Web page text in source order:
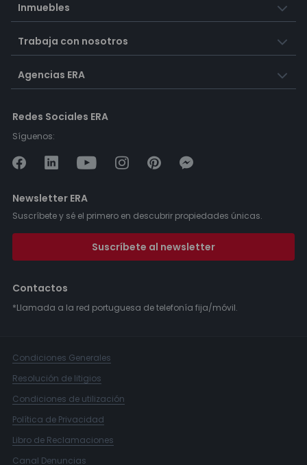
Inmuebles
Trabaja con nosotros
Agencias ERA
Redes Sociales ERA
Síguenos:
Newsletter ERA
Suscríbete y sé el primero en descubrir propiedades únicas.
Suscríbete al newsletter
Contactos
*Llamada a la red portuguesa de telefonía fija/móvil.
Condiciones Generales
Resolución de litigios
Condiciones de utilización
Política de Privacidad
Libro de Reclamaciones
Canal Denuncias